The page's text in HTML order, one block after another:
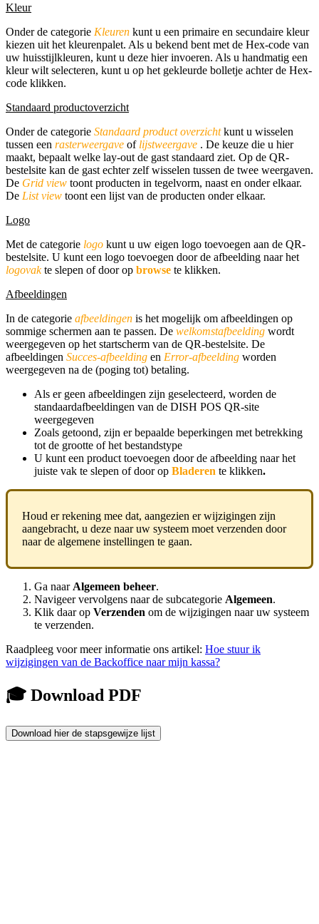
Kleur
Onder de categorie Kleuren kunt u een primaire en secundaire kleur
kiezen uit het kleurenpalet. Als u bekend bent met de Hex-code van
uw huisstijlkleuren, kunt u deze hier invoeren. Als u handmatig een
kleur wilt selecteren, kunt u op het gekleurde bolletje achter de Hex-
code klikken.
Standaard productoverzicht
Onder de categorie Standaard product overzichtkunt u wisselen
tussen een rasterweergave of lijstweergave . De keuze die u hier
maakt, bepaalt welke lay-out de gast standaard ziet. Op de QR-
bestelsite kan de gast echter zelf wisselen tussen de twee weergaven.
De Grid view toont producten in tegelvorm, naast en onder elkaar.
De List view toont een lijst van de producten onder elkaar.
Logo
Met de categorie logo kunt u uw eigen logo toevoegen aan de QR-
bestelsite. U kunt een logo toevoegen door de afbeelding naar het
logovakte slepen of door op browse te klikken.
Afbeeldingen
In de categorie afbeeldingen is het mogelijk om afbeeldingen op
sommige schermen aan te passen. De welkomstafbeelding wordt
weergegeven op het startscherm van de QR-bestelsite. De
afbeeldingen Succes-afbeelding en Error-afbeelding worden
weergegeven na de (poging tot) betaling.
Als er geen afbeeldingen zijn geselecteerd, worden de
standaardafbeeldingen van de DISH POS QR-site
weergegeven
Zoals getoond, zijn er bepaalde beperkingen met betrekking
tot de grootte of het bestandstype
U kunt een product toevoegen door de afbeelding naar het
juiste vak te slepen of door op Bladeren te klikken.
Houd er rekening mee dat, aangezien er wijzigingen zijn
aangebracht, u deze naar uw systeem moet verzenden door
naar de algemene instellingen te gaan.
Ga naar Algemeen beheer.
Navigeer vervolgens naar de subcategorie Algemeen.
Klik daar op Verzenden om de wijzigingen naar uw systeem
te verzenden.
Raadpleeg voor meer informatie ons artikel: Hoe stuur ik
wijzigingen van de Backoffice naar mijn kassa?
🎓 Download PDF
Download hier de stapsgewijze lijst